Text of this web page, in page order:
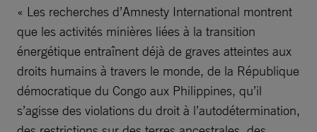
« Les recherches d’Amnesty International montrent
que les activités minières liées à la transition
énergétique entraînent déjà de graves atteintes aux
droits humains à travers le monde, de la République
démocratique du Congo aux Philippines, qu’il
s’agisse des violations du droit à l’autodétermination,